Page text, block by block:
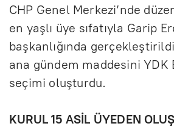
CHP Genel Merkezi’nde
en yaşlı üye sıfatıyla Garip
başkanlığında
ana gündem maddesini YDK
seçimi oluşturdu.
KURUL 15 ASİL ÜYEDEN